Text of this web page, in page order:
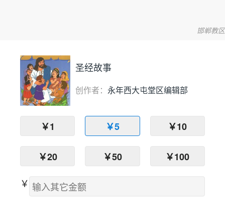
邯郸教区
圣经故事
创作者： 永年西大屯堂区编辑部
￥1 ￥5 ￥10
￥20 ￥50
￥100
￥